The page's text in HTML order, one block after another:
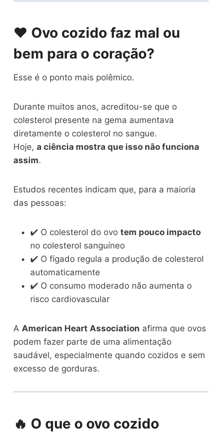
❤️ Ovo cozido faz mal ou
bem para o coração?
Esse é o ponto mais polêmico.
Durante muitos anos, acreditou-se que o
colesterol presente na gema aumentava
diretamente o colesterol no sangue.
Hoje,a ciência mostra que isso não funciona
assim.
Estudos recentes indicam que, para a maioria
das pessoas:
✔️ O colesterol do ovotem pouco impacto
no colesterol sanguíneo
✔️ O fígado regula a produção de colesterol
automaticamente
✔️ O consumo moderado não aumenta o
risco cardiovascular
A American Heart Association afirma que ovos
podem fazer parte de uma alimentação
saudável, especialmente quando cozidos e sem
excesso de gorduras.
🔥 O que o ovo cozido